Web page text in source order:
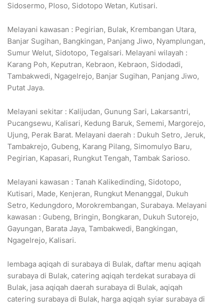
Sidosermo, Ploso, Sidotopo Wetan, Kutisari.
Melayani kawasan : Pegirian, Bulak, Krembangan Utara,
Banjar Sugihan, Bangkingan, Panjang Jiwo, Nyamplungan,
Sumur Welut, Sidotopo, Tegalsari. Melayani wilayah :
Karang Poh, Keputran, Kebraon, Kebraon, Sidodadi,
Tambakwedi, Ngagelrejo, Banjar Sugihan, Panjang Jiwo,
Putat Jaya.
Melayani sekitar : Kalijudan, Gunung Sari, Lakarsantri,
Pucangsewu, Kalisari, Kedung Baruk, Sememi, Margorejo,
Ujung, Perak Barat. Melayani daerah : Dukuh Setro, Jeruk,
Tambakrejo, Gubeng, Karang Pilang, Simomulyo Baru,
Pegirian, Kapasari, Rungkut Tengah, Tambak Sarioso.
Melayani kawasan : Tanah Kalikedinding, Sidotopo,
Kutisari, Made, Kenjeran, Rungkut Menanggal, Dukuh
Setro, Kedungdoro, Morokrembangan, Surabaya. Melayani
kawasan : Gubeng, Bringin, Bongkaran, Dukuh Sutorejo,
Gayungan, Barata Jaya, Tambakwedi, Bangkingan,
Ngagelrejo, Kalisari.
lembaga aqiqah di surabaya di Bulak, daftar menu aqiqah
surabaya di Bulak, catering aqiqah terdekat surabaya di
Bulak, jasa aqiqah daerah surabaya di Bulak, aqiqah
catering surabaya di Bulak, harga aqiqah syiar surabaya di